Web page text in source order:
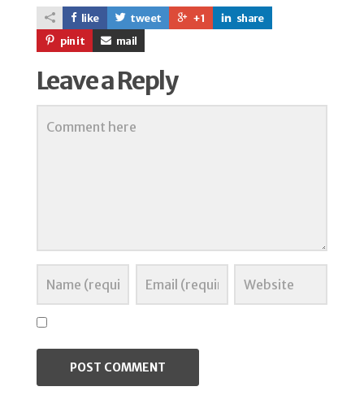
like tweet +1
share
pin it
mail
Leave a Reply